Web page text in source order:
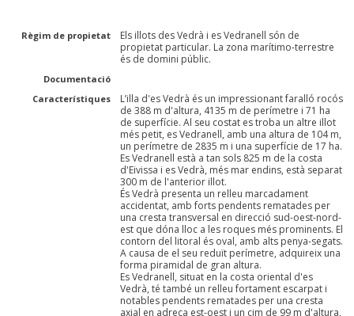
Règim de propietat
Els illots des Vedrà i es Vedranell són de
propietat particular. La zona marítimo-terrestre
és de domini públic.
Documentació
Característiques
L’illa d'es Vedrà és un impressionant faralló rocós
de 388 m d'altura, 4135 m de perímetre i 71 ha
de superfície. Al seu costat es troba un altre illot
més petit, es Vedranell, amb una altura de 104 m,
un perímetre de 2835 m i una superfície de 17 ha.
Es Vedranell està a tan sols 825 m de la costa
d'Eivissa i es Vedrà, més mar endins, està separat
300 m de l'anterior illot.
És Vedrà presenta un relleu marcadament
accidentat, amb forts pendents rematades per
una cresta transversal en direcció sud-oest-nord-
est que dóna lloc a les roques més prominents. El
contorn del litoral és oval, amb alts penya-segats.
A causa de el seu reduït perímetre, adquireix una
forma piramidal de gran altura.
Es Vedranell, situat en la costa oriental d'es
Vedrà, té també un relleu fortament escarpat i
notables pendents rematades per una cresta
axial en adreça est-oest i un cim de 99 m d'altura,